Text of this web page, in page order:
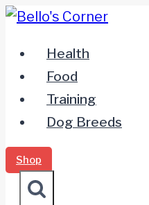
Zum
springenHealth
Food
Training
Dog Breeds
Shop